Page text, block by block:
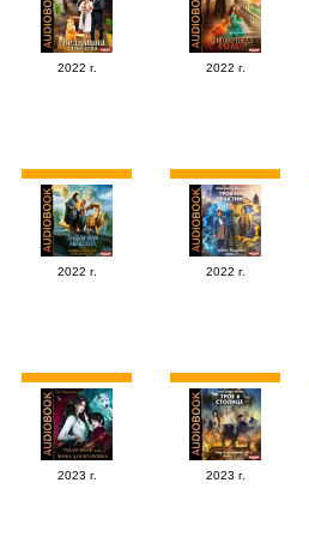
2022 г. 2022 г.
2022 г. 2022 г.
2023 г. 2023 г.